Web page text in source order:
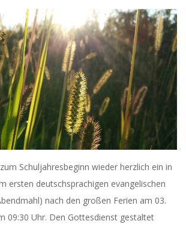
Schuljahresbeginn wieder herzlich ein in
ersten deutschsprachigen evangelischen
nach den großen Ferien am 03.
09:30 Uhr. Den Gottesdienst gestaltet